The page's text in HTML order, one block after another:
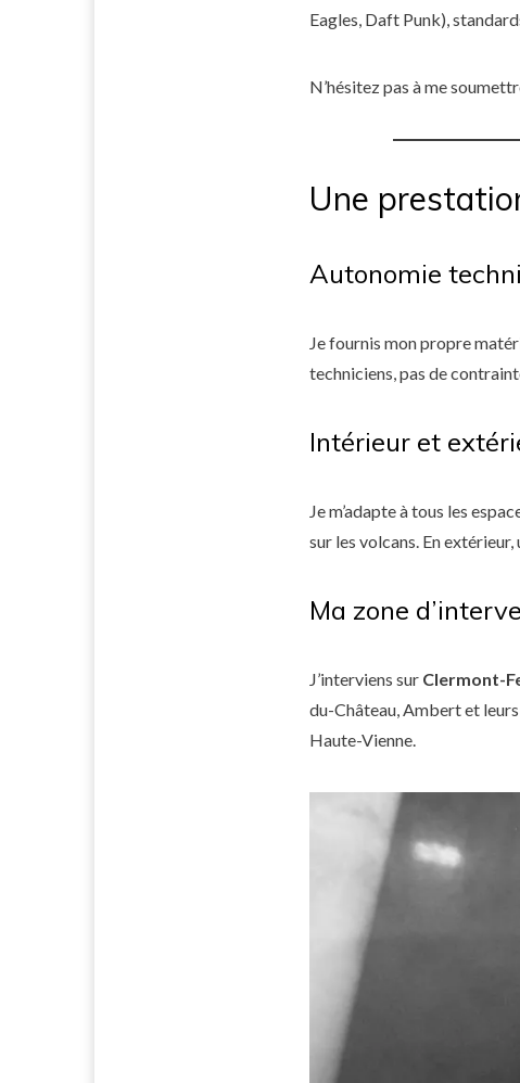
Eagles, Daft Punk),
N’hésitez pas à me
Une
Autonomie
Je fournis mon propre
techniciens, pas de
Intérieur et
Je m’adapte à tous les
sur les volcans. En
Ma zone
J’interviens sur Clermont-
du-Château, Ambert et
Haute-Vienne.